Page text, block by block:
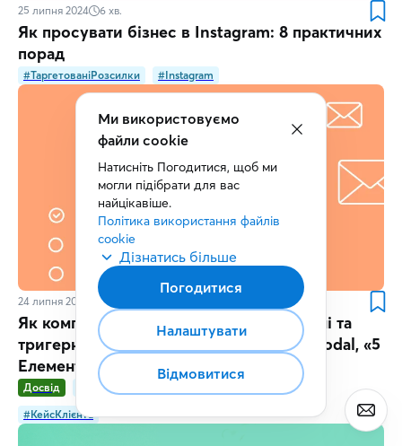
25 липня 2024 6 хв.
Як просувати бізнес в Instagram: 8 практичних
порад
#ТаргетованіРозсилки #Instagram
24 липня 2024 3
Як компанії використовують таргетовані та
тригерні розсилки: досвід «Сушия», Feodal, «5
Елемент» та Grandcar
Досвід #ТаргетованіРозсилки
#ТригерніРозсилки
#КейсКлієнта
Ми використовуємо
файли cookie
Натисніть Погодитися, щоб ми
могли підібрати для вас
найцікавіше.
Політика використання файлів
cookie
Дізнатись більше
Погодитися
Налаштувати
Відмовитися